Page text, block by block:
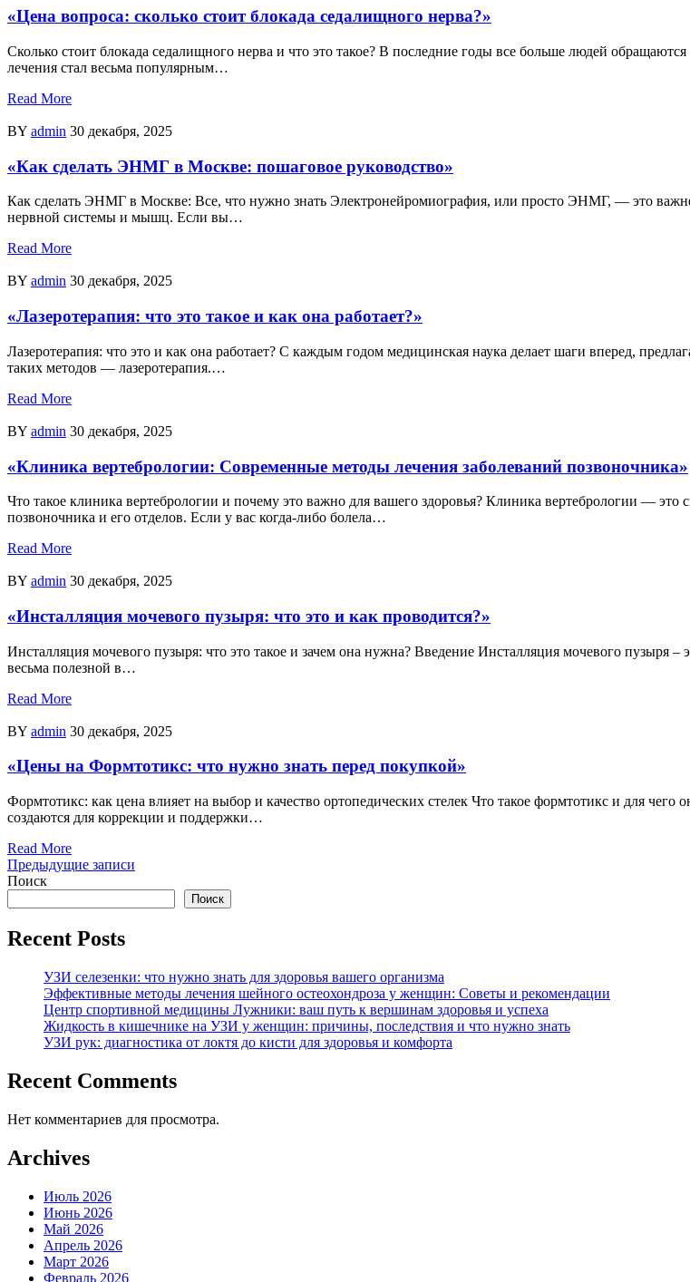
«Цена вопроса: сколько стоит блокада седалищного нерва?»
Сколько стоит блокада седалищного нерва и что это такое? В последние годы все больше людей
лечения стал весьма популярным…
Read More
BY admin 30 декабря, 2025
«Как сделать ЭНМГ в Москве: пошаговое руководство»
Как сделать ЭНМГ в Москве: Все, что нужно знать Электронейромиография, или просто ЭНМГ, — это
нервной системы и мышц. Если вы…
Read More
BY admin 30 декабря, 2025
«Лазеротерапия: что это такое и как она работает?»
Лазеротерапия: что это и как она работает? С каждым годом медицинская наука делает шаги вперед,
таких методов — лазеротерапия.…
Read More
BY admin 30 декабря, 2025
«Клиника вертебрологии: Современные методы лечения заболеваний позвоночника»
Что такое клиника вертебрологии и почему это важно для вашего здоровья? Клиника вертебрологии — это
позвоночника и его отделов. Если у вас когда-либо болела…
Read More
BY admin 30 декабря, 2025
«Инсталляция мочевого пузыря: что это и как проводится?»
Инсталляция мочевого пузыря: что это такое и зачем она нужна? Введение Инсталляция мочевого пузыря –
весьма полезной в…
Read More
BY admin 30 декабря, 2025
«Цены на Формтотикс: что нужно знать перед покупкой»
Формтотикс: как цена влияет на выбор и качество ортопедических стелек Что такое формтотикс и для
создаются для коррекции и поддержки…
Read More
Навигация
по
Предыдущие записи
Поиск
Поиск
Recent Posts
УЗИ селезенки: что нужно знать для здоровья вашего организма
Эффективные методы лечения шейного остеохондроза у женщин: Советы и рекомендации
Центр спортивной медицины Лужники: ваш путь к вершинам здоровья и успеха
Жидкость в кишечнике на УЗИ у женщин: причины, последствия и что нужно знать
УЗИ рук: диагностика от локтя до кисти для здоровья и комфорта
Recent Comments
Нет комментариев для просмотра.
Archives
Июль 2026
Июнь 2026
Май 2026
Апрель 2026
Март 2026
Февраль 2026